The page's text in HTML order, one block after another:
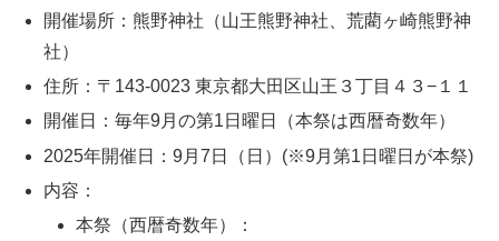
開催場所：熊野神社（山王熊野神社、荒藺ヶ崎熊野神
社）
住所：〒143-0023 東京都大田区山王３丁目４３−１１
開催日：毎年9月の第1日曜日（本祭は西暦奇数年）
2025年開催日：9月7日（日）(※9月第1日曜日が本祭)
内容：
本祭（西暦奇数年）：